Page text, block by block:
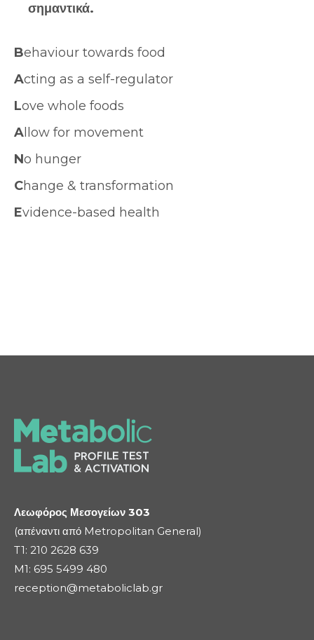
σημαντικά.
Behaviour towards food
Acting as a self-regulator
Love whole foods
A llow for movement
No hunger
Change & transformation
Evidence-based health
Λεωφόρος Μεσογείων 303
(απέναντι από Metropolitan General)
T1: 210 2628 639
M1: 695 5499 480
reception@metaboliclab.gr